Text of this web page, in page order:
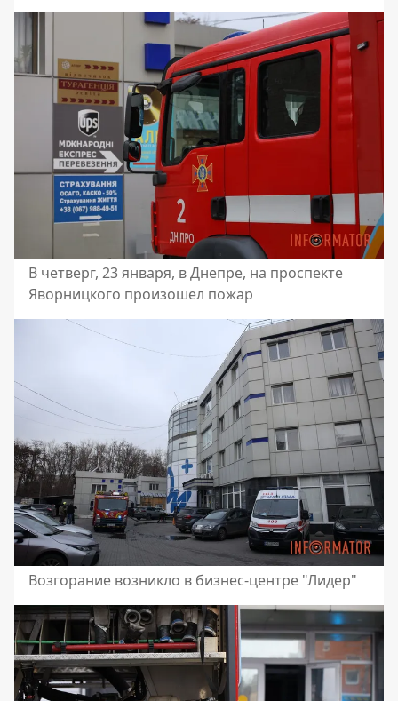
В четверг, 23 января, в Днепре, на проспекте
Яворницкого произошел пожар
Возгорание возникло в бизнес-центре "Лидер"